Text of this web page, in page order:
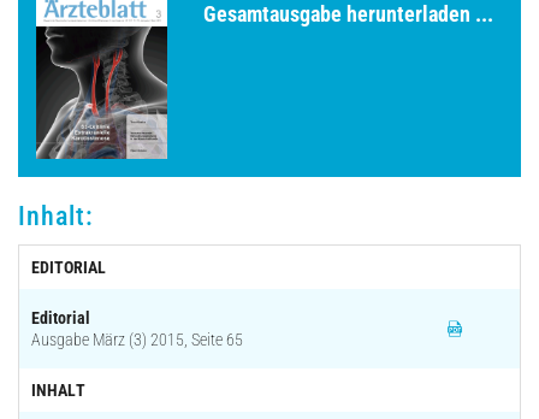
Archiv Gesamtausgabe herunterladen ...
Inhalt:
EDITORIAL
Editorial
Ausgabe März (3) 2015, Seite 65
INHALT